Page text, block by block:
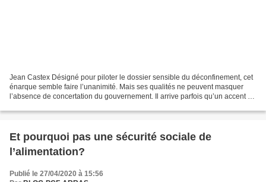
Jean Castex Désigné pour piloter le dossier sensible du déconfinement, cet
énarque semble faire l’unanimité. Mais ses qualités ne peuvent masquer
l’absence de concertation du gouvernement. Il arrive parfois qu’un accent du
Et pourquoi pas une sécurité sociale de
l’alimentation?
Publié le 27/04/2020 à 15:56